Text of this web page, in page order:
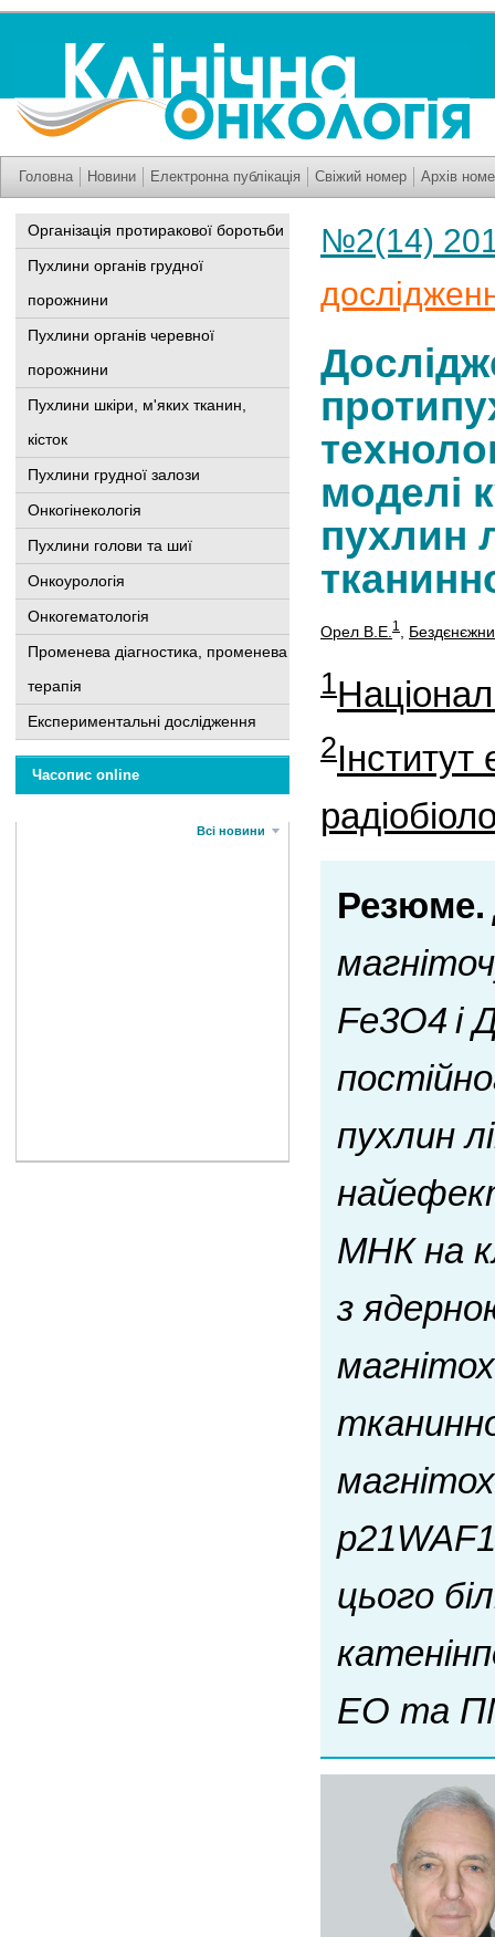
Головна Новини Електронна публікація Свіжий номер Архів
Організація протиракової боротьби
Пухлини органів грудної
порожнини
Пухлини органів черевної
порожнини
Пухлини шкіри, м'яких тканин,
кісток
Пухлини грудної залози
Онкогінекологія
Пухлини голови та шиї
Онкоурологія
Онкогематологія
Променева діагностика, променева
терапія
Експериментальні дослідження
Часопис online
Всі новини
№2(14)
моделі
пухлин
Орел В.Е. 1
1
2Інститут
Резюме.
Fe3O4 і
пухлин
МНК на
з
цього
ЕО та